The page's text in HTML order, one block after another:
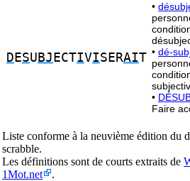
D ESU BJ ECTIVISERAIT
•
• dé-
•
Faire
Liste conforme à la neuvième édition du
scrabble.
Les définitions sont de courts extraits de
1Mot.net
.